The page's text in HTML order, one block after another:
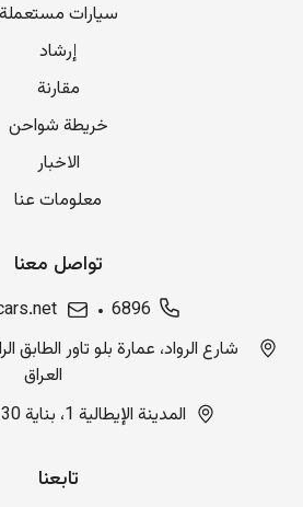
سيارات مستعملة
إرشاد
مقارنة
خريطة شواحن
الاخبار
معلومات عنا
تواصل معنا
6896
العراق
المدينة الإيطالية 1، بناية 130، أربيل، العراق
تابعنا